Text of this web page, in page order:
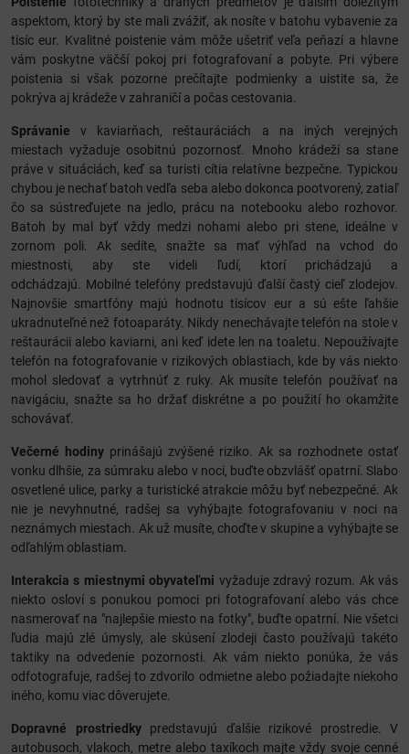
aspektom, ktorý by ste mali zvážiť, ak nosíte v batohu vybavenie za
tisíc eur. Kvalitné poistenie vám môže ušetriť veľa peňazí a hlavne
vám poskytne väčší pokoj pri fotografovaní a pobyte. Pri výbere
poistenia si však pozorne prečítajte podmienky a uistite sa, že
pokrýva aj krádeže v zahraničí a počas cestovania.
Správanie v kaviarňach, reštauráciách a na iných verejných
miestach vyžaduje osobitnú pozornosť. Mnoho krádeží sa stane
práve v situáciách, keď sa turisti cítia relatívne bezpečne. Typickou
chybou je nechať batoh vedľa seba alebo dokonca pootvorený, zatiaľ
čo sa sústreďujete na jedlo, prácu na notebooku alebo rozhovor.
Batoh by mal byť vždy medzi nohami alebo pri stene, ideálne v
zornom poli. Ak sedíte, snažte sa mať výhľad na vchod do
miestnosti, aby ste videli ľudí, ktorí prichádzajú a
odchádzajú. Mobilné telefóny predstavujú ďalší častý cieľ zlodejov.
Najnovšie smartfóny majú hodnotu tisícov eur a sú ešte ľahšie
ukradnuteľné než fotoaparáty. Nikdy nenechávajte telefón na stole v
reštaurácii alebo kaviarni, ani keď idete len na toaletu. Nepoužívajte
telefón na fotografovanie v rizikových oblastiach, kde by vás niekto
mohol sledovať a vytrhnúť z ruky. Ak musíte telefón používať na
navigáciu, snažte sa ho držať diskrétne a po použití ho okamžite
schovávať.
Večerné hodiny prinášajú zvýšené riziko. Ak sa rozhodnete ostať
vonku dlhšie, za súmraku alebo v noci, buďte obzvlášť opatrní. Slabo
osvetlené ulice, parky a turistické atrakcie môžu byť nebezpečné. Ak
nie je nevyhnutné, radšej sa vyhýbajte fotografovaniu v noci na
neznámych miestach. Ak už musíte, choďte v skupine a vyhýbajte se
odľahlým oblastiam.
Interakcia s miestnymi obyvateľmi vyžaduje zdravý rozum. Ak vás
niekto osloví s ponukou pomoci pri fotografovaní alebo vás chce
nasmerovať na "najlepšie miesto na fotky", buďte opatrní. Nie všetci
ľudia majú zlé úmysly, ale skúsení zlodeji často používajú takéto
taktiky na odvedenie pozornosti. Ak vám niekto ponúka, že vás
odfotografuje, radšej to zdvorilo odmietne alebo požiadajte niekoho
iného, komu viac dôverujete.
Dopravné prostriedkypredstavujú ďalšie rizikové prostredie. V
autobusoch, vlakoch, metre alebo taxíkoch majte vždy svoje cenné